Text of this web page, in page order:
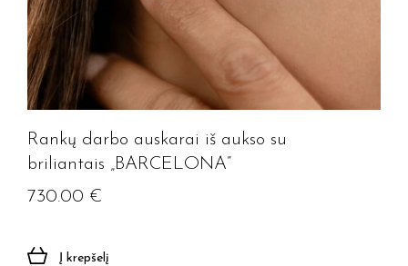
Rankų darbo auskarai iš aukso su
briliantais „BARCELONA”
730.00 €
Į krepšelį